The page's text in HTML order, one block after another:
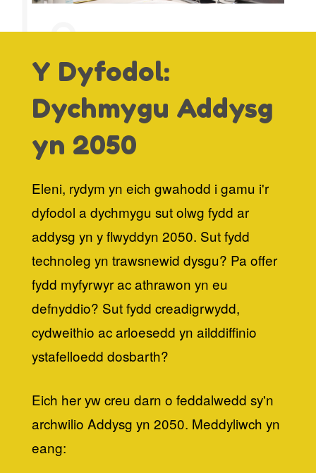
Y Dyfodol:
Dychmygu Addysg
yn 2050
Eleni, rydym yn eich gwahodd i gamu i'r
dyfodol a dychmygu sut olwg fydd ar
addysg yn y flwyddyn 2050. Sut fydd
technoleg yn trawsnewid dysgu? Pa offer
fydd myfyrwyr ac athrawon yn eu
defnyddio? Sut fydd creadigrwydd,
cydweithio ac arloesedd yn ailddiffinio
ystafelloedd dosbarth?
Eich her yw creu darn o feddalwedd sy'n
archwilio Addysg yn 2050. Meddyliwch yn
eang: